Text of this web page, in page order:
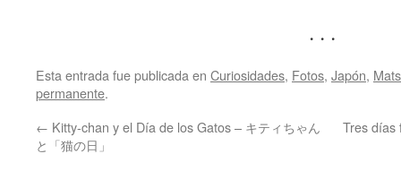
. . .
Esta entrada fue publicada en Curiosidades, Fotos, Japón,
permanente.
← Kitty-chan y el Día de los Gatos – キティちゃん
と「猫の日」
Tres días